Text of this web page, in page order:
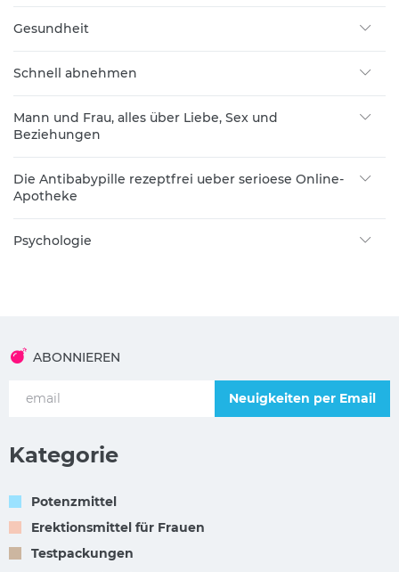
Gesundheit
Schnell abnehmen
Mann und Frau, alles über Liebe, Sex und
Beziehungen
Die Antibabypille rezeptfrei ueber serioese Online-
Apotheke
Psychologie
ABONNIEREN
Neuigkeiten per Email
Kategorie
Potenzmittel
Erektionsmittel für Frauen
Testpackungen